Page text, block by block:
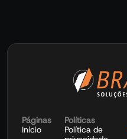
Páginas
Início
Políticas
Política de